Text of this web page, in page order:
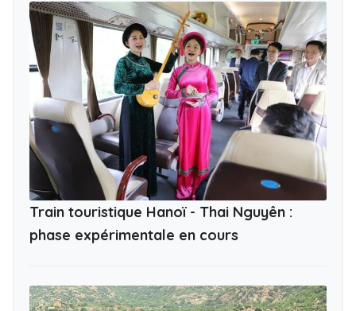
Train touristique Hanoï - Thai Nguyên :
phase expérimentale en cours